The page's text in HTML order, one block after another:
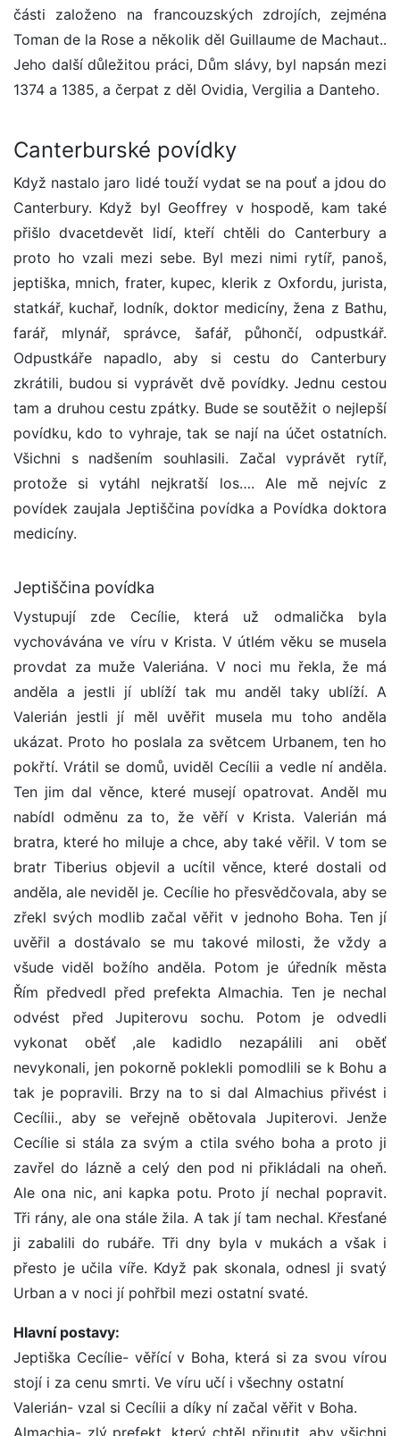
části založeno na francouzských zdrojích, zejména
Toman de la Rose a několik děl Guillaume de Machaut..
Jeho další důležitou práci, Dům slávy, byl napsán mezi
1374 a 1385, a čerpat z děl Ovidia, Vergilia a Danteho.
Canterburské povídky
Když nastalo jaro lidé touží vydat se na pouť a jdou do
Canterbury. Když byl Geoffrey v hospodě, kam také
přišlo dvacetdevět lidí, kteří chtěli do Canterbury a
proto ho vzali mezi sebe. Byl mezi nimi rytíř, panoš,
jeptiška, mnich, frater, kupec, klerik z Oxfordu, jurista,
statkář, kuchař, lodník, doktor medicíny, žena z Bathu,
farář, mlynář, správce, šafář, půhončí, odpustkář.
Odpustkáře napadlo, aby si cestu do Canterbury
zkrátili, budou si vyprávět dvě povídky. Jednu cestou
tam a druhou cestu zpátky. Bude se soutěžit o nejlepší
povídku, kdo to vyhraje, tak se nají na účet ostatních.
Všichni s nadšením souhlasili. Začal vyprávět rytíř,
protože si vytáhl nejkratší los…. Ale mě nejvíc z
povídek zaujala Jeptiščina povídka a Povídka doktora
medicíny.
Jeptiščina povídka
Vystupují zde Cecílie, která už odmalička byla
vychovávána ve víru v Krista. V útlém věku se musela
provdat za muže Valeriána. V noci mu řekla, že má
anděla a jestli jí ublíží tak mu anděl taky ublíží. A
Valerián jestli jí měl uvěřit musela mu toho anděla
ukázat. Proto ho poslala za světcem Urbanem, ten ho
pokřtí. Vrátil se domů, uviděl Cecílii a vedle ní anděla.
Ten jim dal věnce, které musejí opatrovat. Anděl mu
nabídl odměnu za to, že věří v Krista. Valerián má
bratra, které ho miluje a chce, aby také věřil. V tom se
bratr Tiberius objevil a ucítil věnce, které dostali od
anděla, ale neviděl je. Cecílie ho přesvědčovala, aby se
zřekl svých modlib začal věřit v jednoho Boha. Ten jí
uvěřil a dostávalo se mu takové milosti, že vždy a
všude viděl božího anděla. Potom je úředník města
Řím předvedl před prefekta Almachia. Ten je nechal
odvést před Jupiterovu sochu. Potom je odvedli
vykonat oběť ,ale kadidlo nezapálili ani oběť
nevykonali, jen pokorně poklekli pomodlili se k Bohu a
tak je popravili. Brzy na to si dal Almachius přivést i
Cecílii., aby se veřejně obětovala Jupiterovi. Jenže
Cecílie si stála za svým a ctila svého boha a proto ji
zavřel do lázně a celý den pod ni přikládali na oheň.
Ale ona nic, ani kapka potu. Proto jí nechal popravit.
Tři rány, ale ona stále žila. A tak jí tam nechal. Křesťané
ji zabalili do rubáře. Tři dny byla v mukách a však i
přesto je učila víře. Když pak skonala, odnesl ji svatý
Urban a v noci jí pohřbil mezi ostatní svaté.
Hlavní postavy:
Jeptiška Cecílie- věřící v Boha, která si za svou vírou
stojí i za cenu smrti. Ve víru učí i všechny ostatní
Valerián- vzal si Cecílii a díky ní začal věřit v Boha.